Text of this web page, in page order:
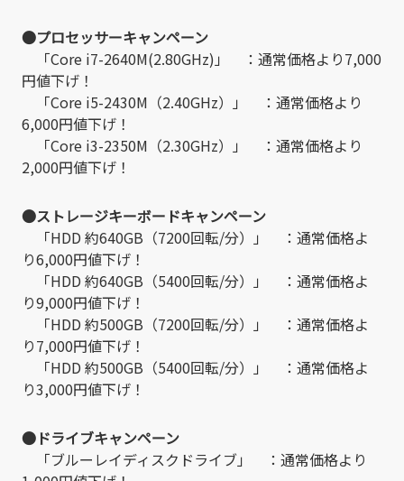
●プロセッサーキャンペーン
「Core i7-2640M(2.80GHz)」 ：通常価格より7,000
円値下げ！
「Core i5-2430M（2.40GHz）」 ：通常価格より
6,000円値下げ！
「Core i3-2350M（2.30GHz）」 ：通常価格より
2,000円値下げ！
●ストレージキーボードキャンペーン
「HDD 約640GB（7200回転/分）」 ：通常価格よ
り6,000円値下げ！
「HDD 約640GB（5400回転/分）」 ：通常価格よ
り9,000円値下げ！
「HDD 約500GB（7200回転/分）」 ：通常価格よ
り7,000円値下げ！
「HDD 約500GB（5400回転/分）」 ：通常価格よ
り3,000円値下げ！
●ドライブキャンペーン
「ブルーレイディスクドライブ」 ：通常価格より